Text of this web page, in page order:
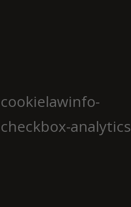
cookielawinfo-
checkbox-analytics